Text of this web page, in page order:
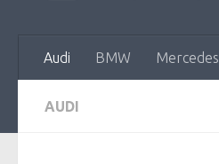
Audi BMW Mercedes
AUDI